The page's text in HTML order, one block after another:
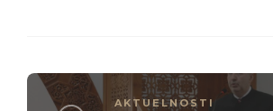
AKTUELNOSTI